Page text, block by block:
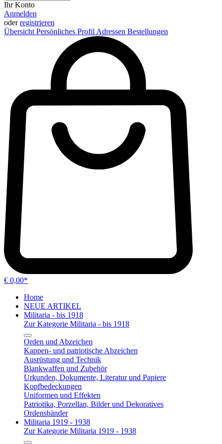
Ihr Konto
Anmelden
oderregistrieren
Übersicht Persönliches Profil Adressen Bestellungen
€ 0,00*
Home
NEUE ARTIKEL
Militaria - bis 1918
Zur Kategorie Militaria - bis 1918
Orden und Abzeichen
Kappen- und patriotische Abzeichen
Ausrüstung und Technik
Blankwaffen und Zubehör
Urkunden, Dokumente, Literatur und Papiere
Kopfbedeckungen
Uniformen und Effekten
Patriotika, Porzellan, Bilder und Dekoratives
Ordensbänder
Militaria 1919 - 1938
Zur Kategorie Militaria 1919 - 1938